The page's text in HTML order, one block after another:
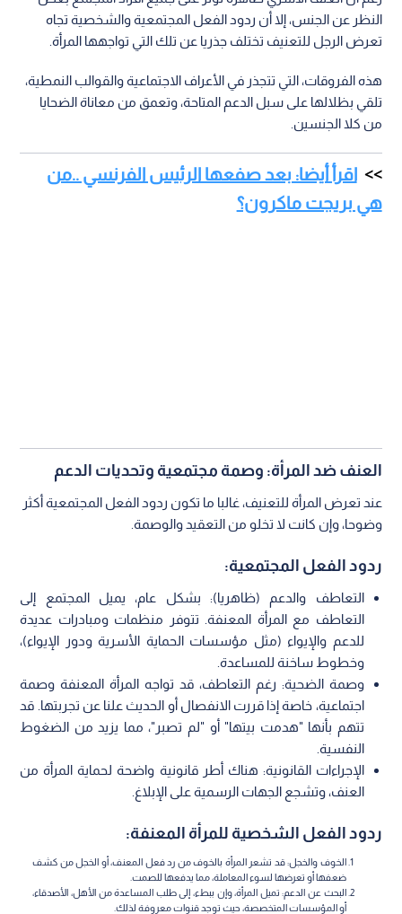
النظر عن الجنس، إلا أن ردود الفعل المجتمعية والشخصية تجاه
تعرض الرجل للتعنيف تختلف جذريا عن تلك التي تواجهها المرأة.
هذه الفروقات، التي تتجذر في الأعراف الاجتماعية والقوالب النمطية،
تلقي بظلالها على سبل الدعم المتاحة، وتعمق من معاناة الضحايا
من كلا الجنسين.
اقرأ أيضا: بعد صفعها الرئيس الفرنسي ..من
هي بريجت ماكرون؟
العنف ضد المرأة: وصمة مجتمعية وتحديات الدعم
عند تعرض المرأة للتعنيف، غالبا ما تكون ردود الفعل المجتمعية أكثر
وضوحا، وإن كانت لا تخلو من التعقيد والوصمة.
ردود الفعل المجتمعية:
التعاطف والدعم (ظاهريا): بشكل عام، يميل المجتمع إلى
التعاطف مع المرأة المعنفة. تتوفر منظمات ومبادرات عديدة
للدعم والإيواء (مثل مؤسسات الحماية الأسرية ودور الإيواء)،
وخطوط ساخنة للمساعدة.
وصمة الضحية: رغم التعاطف، قد تواجه المرأة المعنفة وصمة
اجتماعية، خاصة إذا قررت الانفصال أو الحديث علنا عن تجربتها. قد
تتهم بأنها "هدمت بيتها" أو "لم تصبر"، مما يزيد من الضغوط
النفسية.
الإجراءات القانونية: هناك أطر قانونية واضحة لحماية المرأة من
العنف، وتشجع الجهات الرسمية على الإبلاغ.
ردود الفعل الشخصية للمرأة المعنفة:
الخوف والخجل: قد تشعر المرأة بالخوف من رد فعل المعنف، أو الخجل من كشف
ضعفها أو تعرضها لسوء المعاملة، مما يدفعها للصمت.
البحث عن الدعم: تميل المرأة، وإن ببطء، إلى طلب المساعدة من الأهل، الأصدقاء،
أو المؤسسات المتخصصة، حيث توجد قنوات معروفة لذلك.